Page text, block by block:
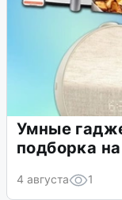
Умные
подборка
4 августа 1